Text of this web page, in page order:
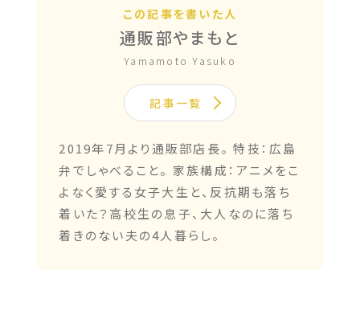
この記事を書いた人
通販部やまもと
Yamamoto Yasuko
記事一覧
2019年7月より通販部店長。 特技：広島
弁でしゃべること。 家族構成：アニメをこ
よなく愛する女子大生と、反抗期も落ち
着いた？高校生の息子、大人なのに落ち
着きのない夫の4人暮らし。